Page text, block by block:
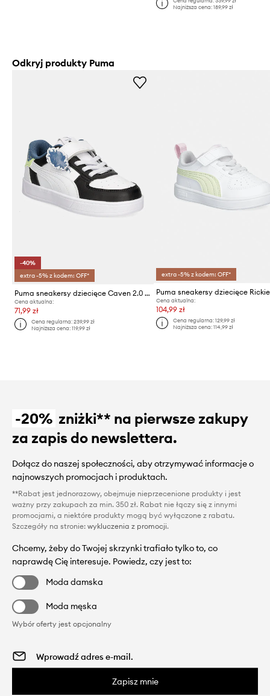
Najniższa cena: 189,99 zł
Odkryj produkty Puma
-40%
extra -5% z kodem: OFF*
Puma sneakersy dziecięce Caven 2.0 Trolls 2 PS
Cena aktualna:
71,99 zł
Cena regularna:239,99 zł
Najniższa cena:119,99 zł
extra -5% z kodem: OFF*
Puma sneakersy dziecięce Rickie
Cena aktualna:
104,99 zł
Cena regularna: 129,99 zł
Najniższa cena: 114,99 zł
-20% zniżki** na pierwsze zakupy
za zapis do newslettera.
Dołącz do naszej społeczności, aby otrzymywać informacje o
najnowszych promocjach i produktach.
**Rabat jest jednorazowy, obejmuje nieprzecenione produkty i jest
ważny przy zakupach za min. 350 zł. Rabat nie łączy się z innymi
promocjami, a niektóre produkty mogą być wyłączone z rabatu.
Szczegóły na stronie: wykluczenia z promocji.
Chcemy, żeby do Twojej skrzynki trafiało tylko to, co
naprawdę Cię interesuje. Powiedz, czy jest to:
Moda damska
Moda męska
Wybór oferty jest opcjonalny
Zapisz mnie